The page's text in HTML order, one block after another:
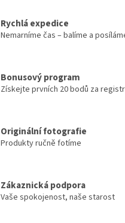
Rychlá expedice
Nemarníme čas – balíme a
Bonusový program
Získejte prvních 20 bodů za
Originální fotografie
Produkty ručně fotíme
Zákaznická podpora
Vaše spokojenost, naše starost